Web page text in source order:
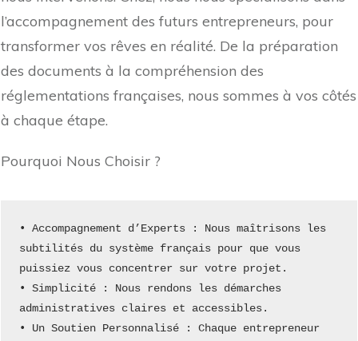
l’accompagnement des futurs entrepreneurs, pour
transformer vos rêves en réalité. De la préparation
des documents à la compréhension des
réglementations françaises, nous sommes à vos côtés
à chaque étape.
Pourquoi Nous Choisir ?
• Accompagnement d’Experts : Nous maîtrisons les
subtilités du système français pour que vous
puissiez vous concentrer sur votre projet.
• Simplicité : Nous rendons les démarches
administratives claires et accessibles.
• Un Soutien Personnalisé : Chaque entrepreneur